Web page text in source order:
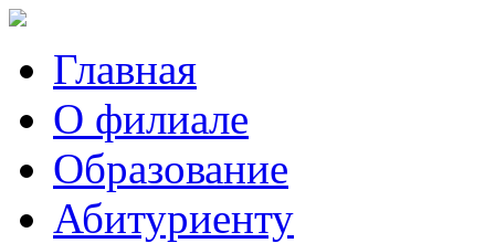
Главная
О филиале
Образование
Абитуриенту